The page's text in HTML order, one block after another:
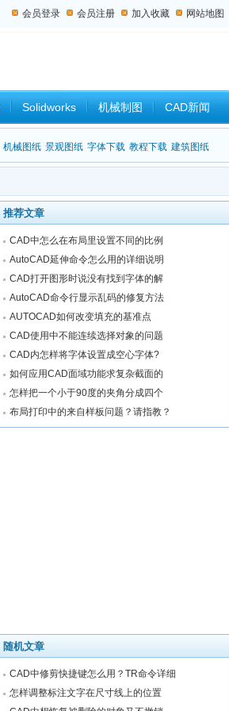
会员登录 会员注册 加入收藏 网站地图
Solidworks 机械制图 CAD新闻
设计杂谈
机械图纸 景观图纸 字体下载 教程下载 建筑图纸
推荐文章
CAD中怎么在布局里设置不同的比例
AutoCAD延伸命令怎么用的详细说明
CAD打开图形时说没有找到字体的解
AutoCAD命令行显示乱码的修复方法
AUTOCAD如何改变填充的基准点
CAD使用中不能连续选择对象的问题
CAD内怎样将字体设置成空心字体?
如何应用CAD面域功能求复杂截面的
怎样把一个小于90度的夹角分成四个
布局打印中的来自样板问题？请指教？
随机文章
CAD中修剪快捷键怎么用？TR命令详细
怎样调整标注文字在尺寸线上的位置